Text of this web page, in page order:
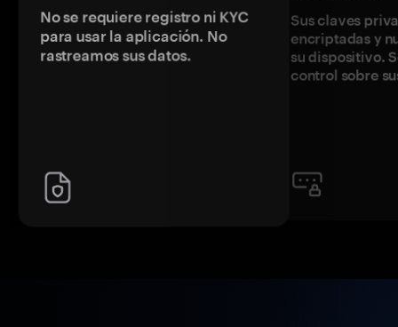
No se requiere registro ni KYC
para usar la aplicación. No
rastreamos sus datos.
Sus claves
encriptadas y
su dispositivo.
control sobre